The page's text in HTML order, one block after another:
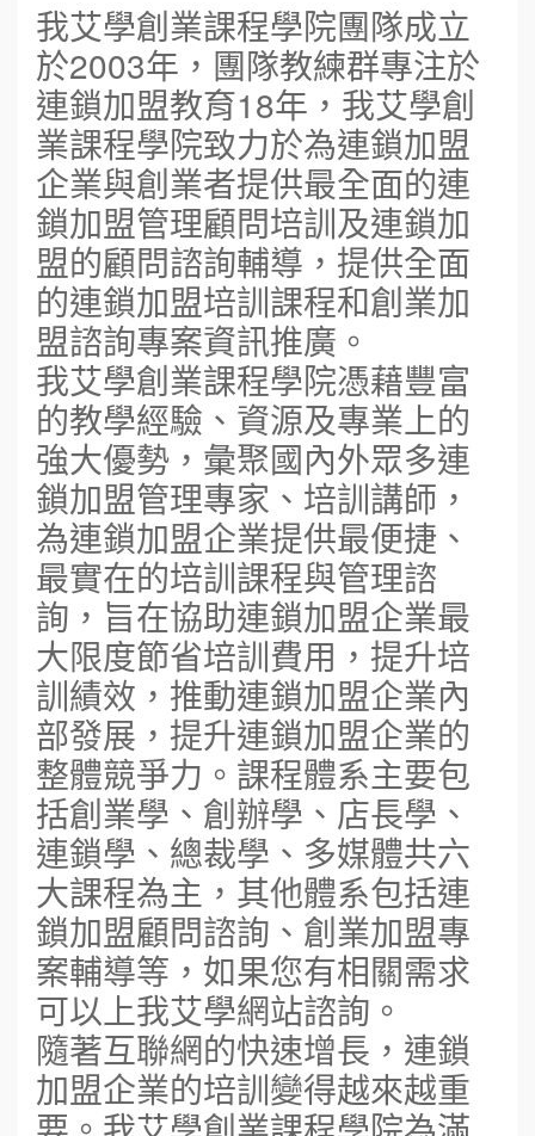
我艾學創業課程學院團隊成立
於2003年，團隊教練群專注於
連鎖加盟教育18年，我艾學創
業課程學院致力於為連鎖加盟
企業與創業者提供最全面的連
鎖加盟管理顧問培訓及連鎖加
盟的顧問諮詢輔導，提供全面
的連鎖加盟培訓課程和創業加
盟諮詢專案資訊推廣。
我艾學創業課程學院憑藉豐富
的教學經驗、資源及專業上的
強大優勢，彙聚國內外眾多連
鎖加盟管理專家、培訓講師，
為連鎖加盟企業提供最便捷、
最實在的培訓課程與管理諮
詢，旨在協助連鎖加盟企業最
大限度節省培訓費用，提升培
訓績效，推動連鎖加盟企業內
部發展，提升連鎖加盟企業的
整體競爭力。課程體系主要包
括創業學、創辦學、店長學、
連鎖學、總裁學、多媒體共六
大課程為主，其他體系包括連
鎖加盟顧問諮詢、創業加盟專
案輔導等，如果您有相關需求
可以上我艾學網站諮詢。
隨著互聯網的快速增長，連鎖
加盟企業的培訓變得越來越重